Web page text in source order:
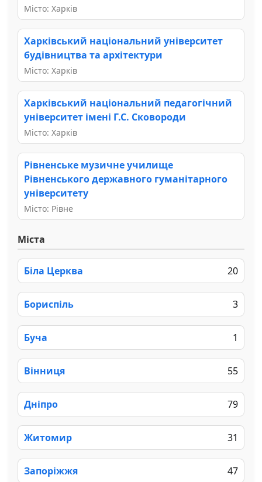
Місто: Харків
Харківський національний університет
будівництва та архітектури
Місто: Харків
Харківський національний педагогічний
університет імені Г.С. Сковороди
Місто: Харків
Рівненське музичне училище
Рівненського державного гуманітарного
університету
Місто: Рівне
Міста
Біла Церква 20
Бориспіль 3
Буча 1
Вінниця 55
Дніпро 79
Житомир 31
Запоріжжя 47